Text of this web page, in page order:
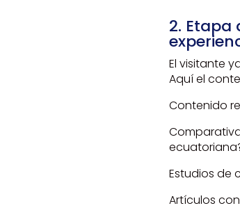
2.
El visitante
Aquí el
Contenido
Estudios de
Artículos